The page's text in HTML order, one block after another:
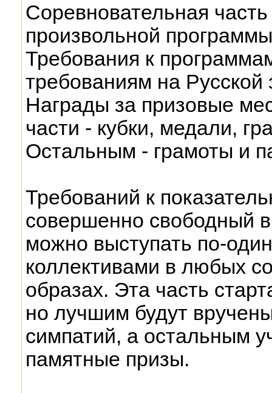
Соревновательная
произвольной
Требования к
требованиям на Русской
Награды за призовые
части - кубки, медали,
Остальным - грамоты и
Требований к
совершенно свободный
можно выступать по-
коллективами в любых
образах. Эта часть
но лучшим будут
симпатий, а остальным
памятные призы.